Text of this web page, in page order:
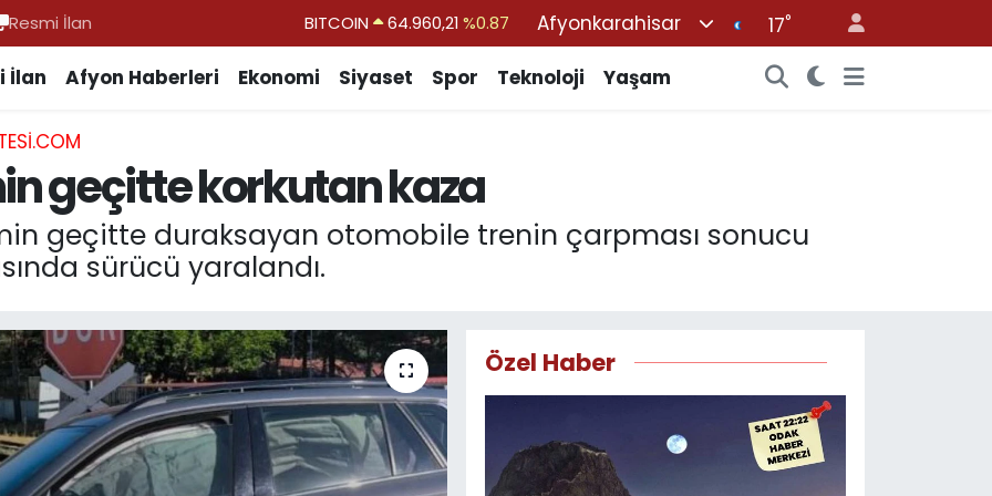
Resmi İlan DOLAR 47,7436%0.18
BİST100
13.779%-14
BITCOIN
64.960,21 %0.87
Afyonkarahisar 17°
İlan Afyon Haberleri Ekonomi Siyaset Spor Teknoloji Yaşam
geçitte korkutan kaza
geçitte duraksayan otomobile trenin çarpması sonucu
sürücü yaralandı.
Özel Haber